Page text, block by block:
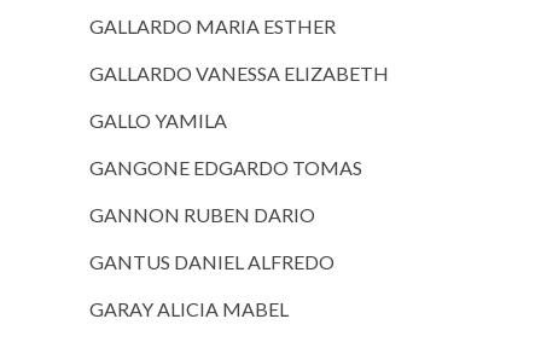
GALLARDO MARIA ESTHER
GALLARDO VANESSA ELIZABETH
GALLO YAMILA
GANGONE EDGARDO TOMAS
GANNON RUBEN DARIO
GANTUS DANIEL ALFREDO
GARAY ALICIA MABEL